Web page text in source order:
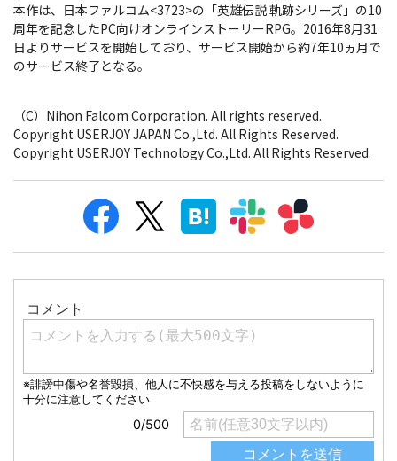
本作は、日本ファルコム<3723>の「英雄伝説 軌跡シリーズ」の10
周年を記念したPC向けオンラインストーリーRPG。2016年8月31
日よりサービスを開始しており、サービス開始から約7年10ヵ月で
のサービス終了となる。
（C）Nihon Falcom Corporation. All rights reserved.
Copyright USERJOY JAPAN Co.,Ltd. All Rights Reserved.
Copyright USERJOY Technology Co.,Ltd. All Rights Reserved.